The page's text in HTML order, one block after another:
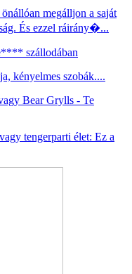
megálljon a saját
És ezzel ráirány�...
szállodában
kényelmes szobák....
Bear Grylls - Te
tengerparti élet: Ez a